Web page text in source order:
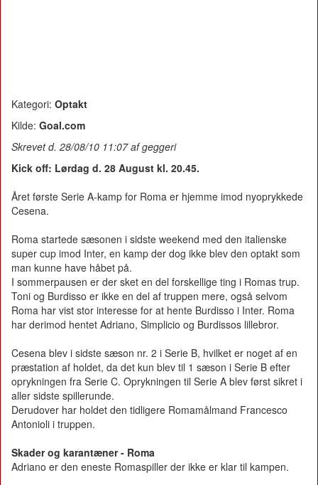
Kategori: Optakt
Kilde: Goal.com
Skrevet d. 28/08/10 11:07 af geggeri
Kick off: Lørdag d. 28 August kl. 20.45.
Året første Serie A-kamp for Roma er hjemme imod nyoprykkede
Cesena.
Roma startede sæsonen i sidste weekend med den italienske
super cup imod Inter, en kamp der dog ikke blev den optakt som
man kunne have håbet på.
I sommerpausen er der sket en del forskellige ting i Romas trup.
Toni og Burdisso er ikke en del af truppen mere, også selvom
Roma har vist stor interesse for at hente Burdisso i Inter. Roma
har derimod hentet Adriano, Simplicio og Burdissos lillebror.
Cesena blev i sidste sæson nr. 2 i Serie B, hvilket er noget af en
præstation af holdet, da det kun blev til 1 sæson i Serie B efter
oprykningen fra Serie C. Oprykningen til Serie A blev først sikret i
aller sidste spillerunde.
Derudover har holdet den tidligere Romamålmand Francesco
Antonioli i truppen.
Skader og karantæner - Roma
Adriano er den eneste Romaspiller der ikke er klar til kampen.